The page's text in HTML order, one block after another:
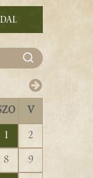
V
1
2
8
9